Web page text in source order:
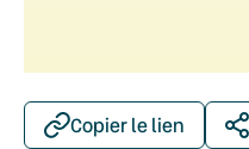
Copier le lien